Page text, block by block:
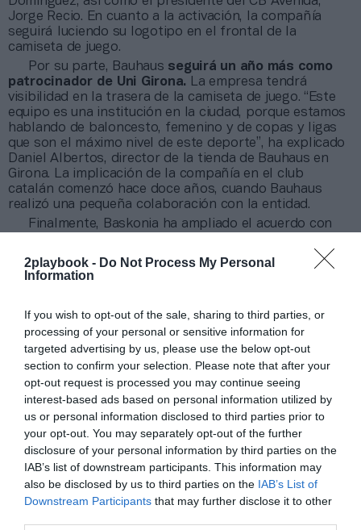
2playbook - Do Not Process My Personal
Information
If you wish to opt-out of the sale, sharing to third parties, or
processing of your personal or sensitive information for
targeted advertising by us, please use the below opt-out
section to confirm your selection. Please note that after your
opt-out request is processed you may continue seeing
interest-based ads based on personal information utilized by
us or personal information disclosed to third parties prior to
your opt-out. You may separately opt-out of the further
disclosure of your personal information by third parties on the
IAB’s list of downstream participants. This information may
also be disclosed by us to third parties on the IAB’s List of
Downstream Participants that may further disclose it to other
Índex2P
Jorge Recio. En cuanto a la activación, la compañía
seguirá luciendo su logotipo en el frontal de la
camiseta de juego.
Por su parte, Bauhaus seguirá un año más como
patrocinador de Uni Girona. La empresa tendrá
visibilidad en la trasera de la camiseta de juego. “Este
equipo es una institución en la ciudad, porque estamos
hablando de baloncesto, femenino y de copas y ligas
que son el máximo nivel de este deporte”, ha explicado
Daniel Albertos, director de la tienda de Bauhaus en
Girona. La implicación de la compañía en el club
catalán comenzó hace doce años, cuando Bauhaus
realizó una pequeña colaboración con la entidad.
Finalmente, Baskonia ha ampliado el acuerdo con
patrocinador principal de su sección femenina tras ser
patrocinador oficial del club femenino de fútbol.
Añadir 2Playbookcomo fuente preferida de Google
de forma gratuita
Mantente informado con las últimas noticias de actualidad.
ACTIVAR AHORA
Compartir
Imprimir